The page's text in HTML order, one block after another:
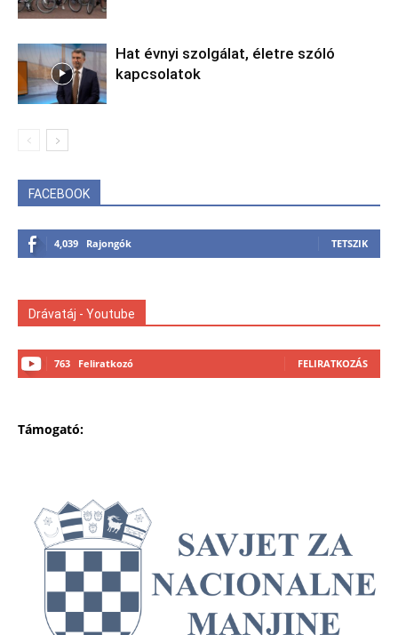
Hat évnyi szolgálat, életre szóló
kapcsolatok
FACEBOOK
4,039 Rajongók TETSZIK
Drávatáj - Youtube
763 Feliratkozó FELIRATKOZÁS
Támogató: